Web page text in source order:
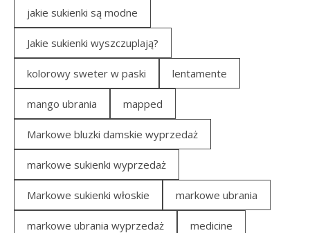
jakie sukienki są modne
Jakie sukienki wyszczuplają?
kolorowy sweter w paski lentamente
mango ubrania mapped
Markowe bluzki damskie wyprzedaż
markowe sukienki wyprzedaż
Markowe sukienki włoskie markowe ubrania
markowe ubrania wyprzedaż medicine